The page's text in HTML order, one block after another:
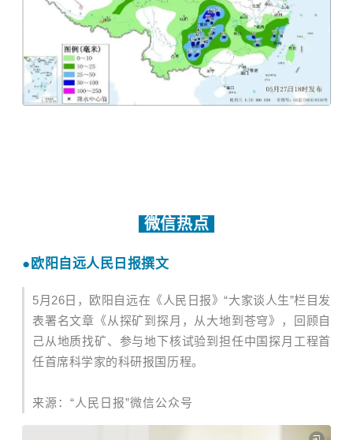
微信热点
● 欧阳自远人民日报撰文
5月26日， 欧阳自远在《人民日报》“大家谈人生”栏目发
表署名文章《从探矿到探月，从大地到苍穹》，回顾自
己从地质找矿、参与地下核试验到担任中国探月工程首
任首席科学家的科研报国历程。‌‌
来源：“人民日报”微信公众号